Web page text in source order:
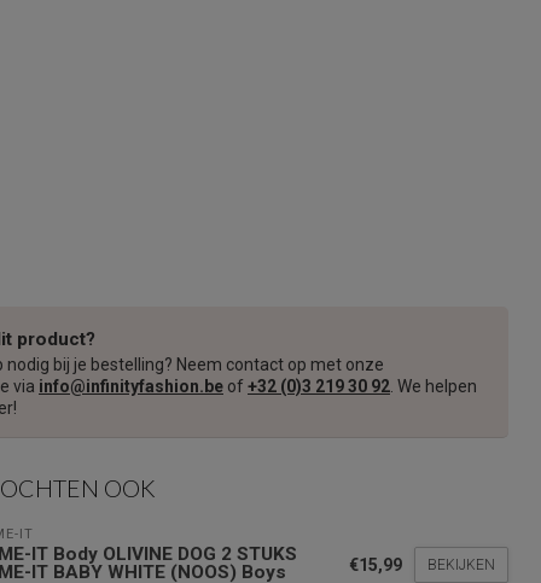
product?
nodig bij je bestelling? Neem contact op met onze
via info@infinityfashion.be of+32 (0)3 219 30 92 . We helpen
OOK
IT
IT Body OLIVINE DOG 2 STUKS
IT BABY WHITE (NOOS) Boys
€15,99 BEKIJKEN